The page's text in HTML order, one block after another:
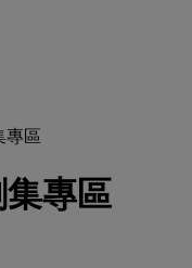
專區
專區